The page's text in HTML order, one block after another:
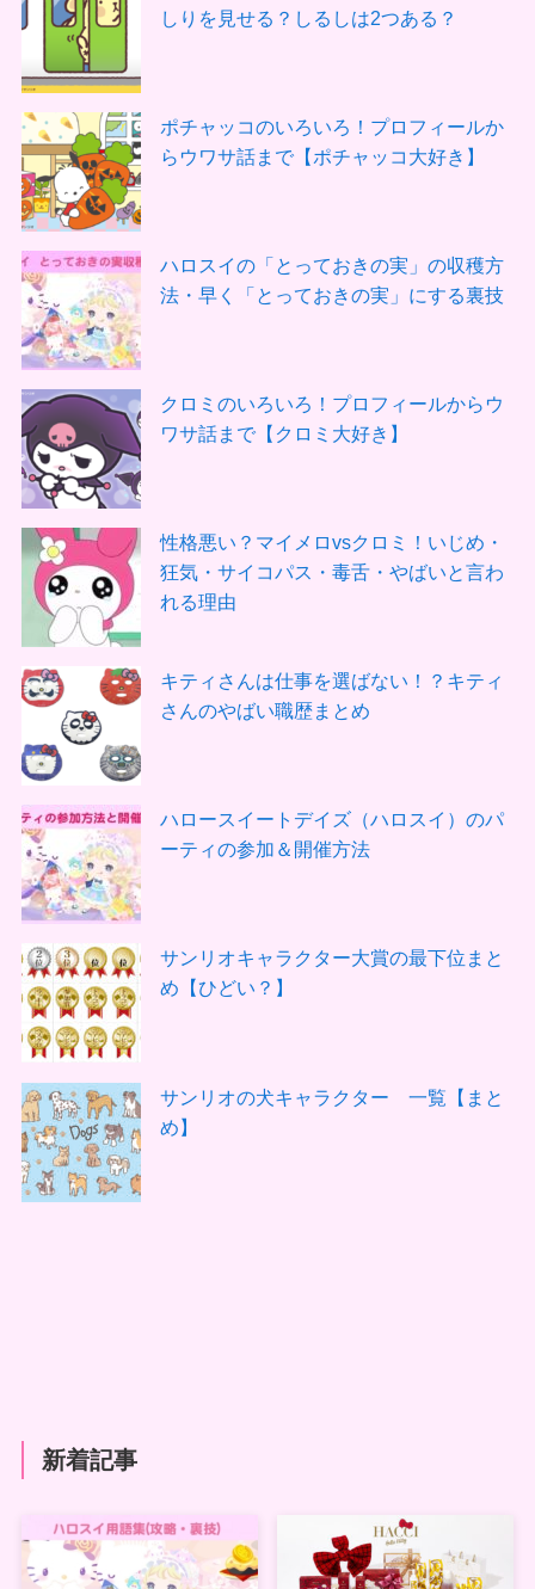
しりを見せる？しるしは2つある？
ポチャッコのいろいろ！プロフィールか
らウワサ話まで【ポチャッコ大好き】
ハロスイの「とっておきの実」の収穫方
法・早く「とっておきの実」にする裏技
クロミのいろいろ！プロフィールからウ
ワサ話まで【クロミ大好き】
性格悪い？マイメロvsクロミ！いじめ・
狂気・サイコパス・毒舌・やばいと言わ
れる理由
キティさんは仕事を選ばない！？キティ
さんのやばい職歴まとめ
ハロースイートデイズ（ハロスイ）のパ
ーティの参加＆開催方法
サンリオキャラクター大賞の最下位まと
め【ひどい？】
サンリオの犬キャラクター 一覧【まと
め】
新着記事